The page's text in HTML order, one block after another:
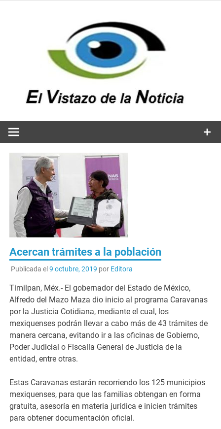
Acercan trámites a la población
Publicada el 9 octubre, 2019 por Editora
Timilpan, Méx.- El gobernador del Estado de México,
Alfredo del Mazo Maza dio inicio al programa Caravanas
por la Justicia Cotidiana, mediante el cual, los
mexiquenses podrán llevar a cabo más de 43 trámites de
manera cercana, evitando ir a las oficinas de Gobierno,
Poder Judicial o Fiscalía General de Justicia de la
entidad, entre otras.
Estas Caravanas estarán recorriendo los 125 municipios
mexiquenses, para que las familias obtengan en forma
gratuita, asesoría en materia jurídica e inicien trámites
para obtener documentación oficial.